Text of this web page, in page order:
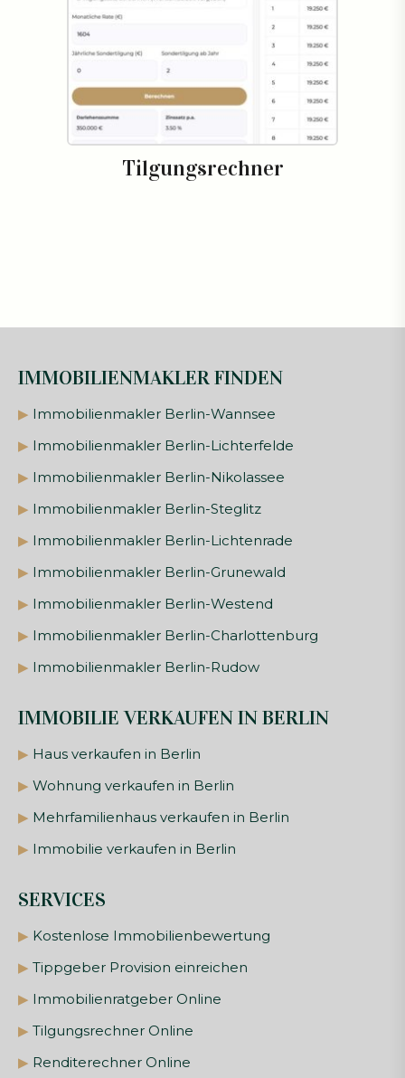
Tilgungsrechner
IMMOBILIENMAKLER FINDEN
▶ Immobilienmakler Berlin-Wannsee
▶ Immobilienmakler Berlin-Lichterfelde
▶ Immobilienmakler Berlin-Nikolassee
▶ Immobilienmakler Berlin-Steglitz
▶ Immobilienmakler Berlin-Lichtenrade
▶ Immobilienmakler Berlin-Grunewald
▶ Immobilienmakler Berlin-Westend
▶ Immobilienmakler Berlin-Charlottenburg
▶ Immobilienmakler Berlin-Rudow
IMMOBILIE VERKAUFEN IN BERLIN
▶ Haus verkaufen in Berlin
▶ Wohnung verkaufen in Berlin
▶ Mehrfamilienhaus verkaufen in Berlin
▶ Immobilie verkaufen in Berlin
SERVICES
▶ Kostenlose Immobilienbewertung
▶ Tippgeber Provision einreichen
▶ Immobilienratgeber Online
▶ Tilgungsrechner Online
▶ Renditerechner Online